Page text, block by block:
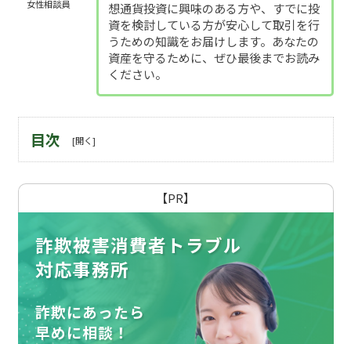
女性相談員
想通貨投資に興味のある方や、すでに投
資を検討している方が安心して取引を行
うための知識をお届けします。あなたの
資産を守るために、ぜひ最後までお読み
ください。
目次
【PR】
詐欺被害消費者トラブル
対応事務所
詐欺にあったら
早めに相談！